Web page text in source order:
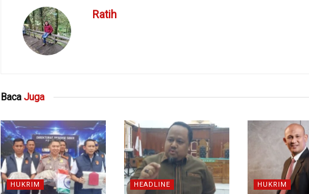
Ratih
Baca Juga
HUKRIM HEADLINE HUKRIM